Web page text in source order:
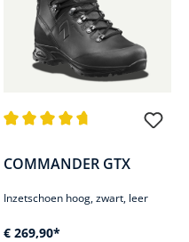
COMMANDER GTX
Inzetschoen hoog, zwart, leer
€ 269,90*